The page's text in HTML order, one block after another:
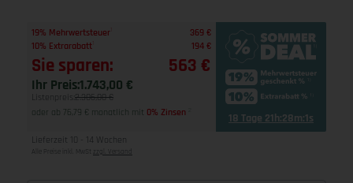
19% Mehrwertsteuer
369 €
10% Extrarabatt
194 €
Sie sparen: 563 €
Ihr Preis:1.743,00 €
Listenpreis: 2.306,00 €
oder ab 76,79 € monatlich mit 0% Zinsen 18 Tage 21h:28m:0s
Lieferzeit 10 - 14 Wochen
Alle Preise inkl. MwSt zzgl. Versand